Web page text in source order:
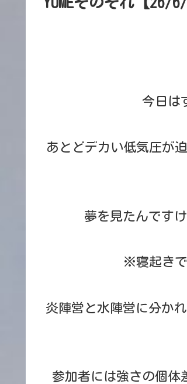
今日は
あとどデカい低気圧が
夢を見たんです
※寝起きで
炎陣営と水陣営に分か
参加者には強さの個体